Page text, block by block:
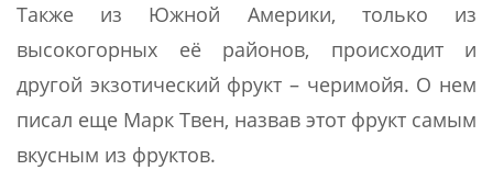
Также из Южной Америки, только из
высокогорных её районов, происходит и
другой экзотический фрукт – черимойя. О нем
писал еще Марк Твен, назвав этот фрукт самым
вкусным из фруктов.